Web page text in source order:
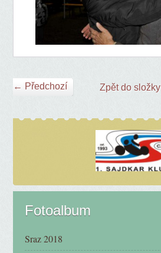
← Předchozí Zpět do složky
Fotoalbum
Sraz 2018